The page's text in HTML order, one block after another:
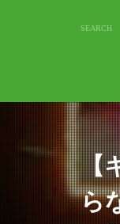
【
ら